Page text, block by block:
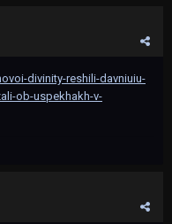
divinity-reshili-davniuiu-
ob-uspekhakh-v-